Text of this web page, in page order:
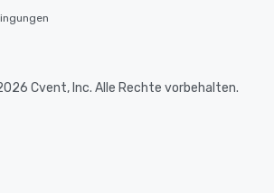
Cvent, Inc. Alle Rechte vorbehalten.